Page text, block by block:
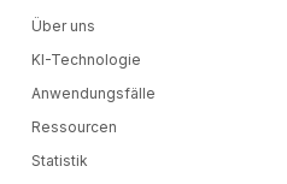
Über uns
KI-Technologie
Anwendungsfälle
Ressourcen
Statistik